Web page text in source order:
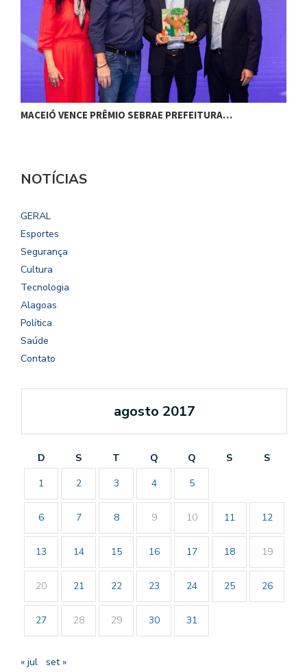
MACEIÓ VENCE PRÊMIO SEBRAE PREFEITURA…
NOTÍCIAS
GERAL
Esportes
Segurança
Cultura
Tecnologia
Alagoas
Política
Saúde
Contato
agosto 2017
D S T Q Q S
S
1
2 3 4 5
6 7 8 9 10 11 12
13 14 15 16 17 18 19
20 21 22 23 24 25 26
27 28 29 30 31
« jul set »